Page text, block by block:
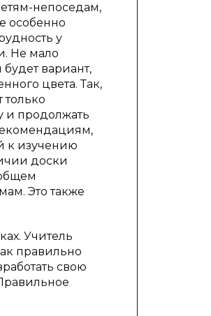
непоседам,
особенно
у
Не мало
вариант,
цвета. Так,
и продолжать
к изучению
доски
Это также
Учитель
правильно
свою